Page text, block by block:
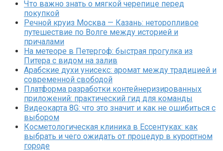
Что важно знать о мягкой черепице перед
покупкой
Речной круиз Москва — Казань: неторопливое
путешествие по Волге между историей и
причалами
На метеоре в Петергоф: быстрая прогулка из
Питера с видом на залив
Арабские духи унисекс: аромат между традицией и
современной свободой
Платформа разработки контейнеризированных
приложений: практический гид для команды
Видеокарта 8G: что это значит и как не ошибиться с
выбором
Косметологическая клиника в Ессентуках: как
выбрать и чего ожидать от процедур в курортном
городе